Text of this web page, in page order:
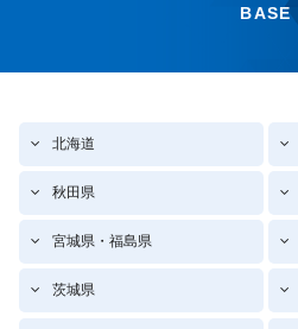
BASE
北海道
秋田県
宮城県・福島県
茨城県